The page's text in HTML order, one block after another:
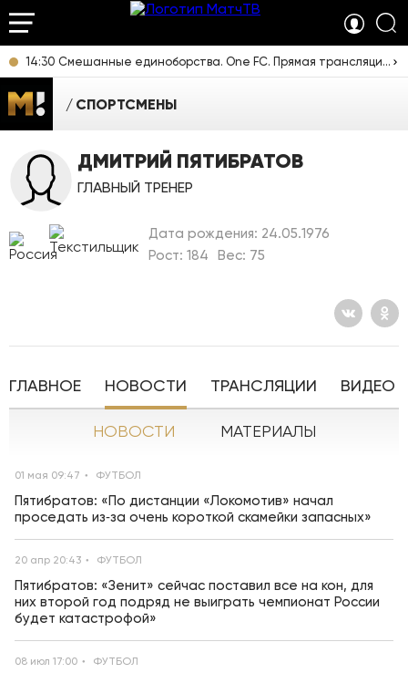
14:30 Смешанные единоборства. One FC. Прямая трансляция из Таиланда
СПОРТСМЕНЫ
ДМИТРИЙ ПЯТИБРАТОВ
ГЛАВНЫЙ ТРЕНЕР
Дата рождения: 24.05.1976
Рост: 184
Вес: 75
ГЛАВНОЕ НОВОСТИ ТРАНСЛЯЦИИ ВИДЕО
НОВОСТИ МАТЕРИАЛЫ
01 мая 09:47 ФУТБОЛ
Пятибратов: «По дистанции «Локомотив» начал
проседать из‑за очень короткой скамейки запасных»
20 апр 20:43 ФУТБОЛ
Пятибратов: «Зенит» сейчас поставил все на кон, для
них второй год подряд не выиграть чемпионат России
будет катастрофой»
08 июл 17:00 ФУТБОЛ